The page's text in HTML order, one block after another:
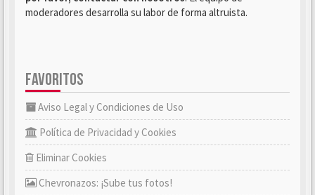
moderadores desarrolla su labor de forma altruista.
FAVORITOS
Aviso Legal y Condiciones de Uso
Política de Privacidad y Cookies
Eliminar Cookies
Chevronazos: ¡Sube tus fotos!